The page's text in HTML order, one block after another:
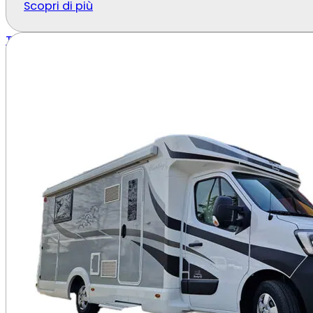
Scopri di più
Tutti i Camper
Prezzi e tariffe per il noleggio camper
costo del noleggio camper a Ferraravaria in base
🎯 Esempi:
Weekend breve: da €XX/giorno
Settimana completa: prezzi scontati in
Il prezzo si adatta alla durata e puoi aggiungere